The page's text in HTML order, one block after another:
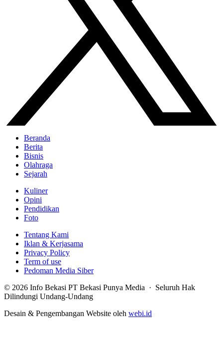
Beranda
Berita
Bisnis
Olahraga
Sejarah
Kuliner
Opini
Pendidikan
Foto
Tentang Kami
Iklan & Kerjasama
Privacy Policy
Term of use
Pedoman Media Siber
© 2026 Info Bekasi PT Bekasi Punya Media · Seluruh Hak
Dilindungi Undang-Undang
Desain & Pengembangan Website oleh webi.id